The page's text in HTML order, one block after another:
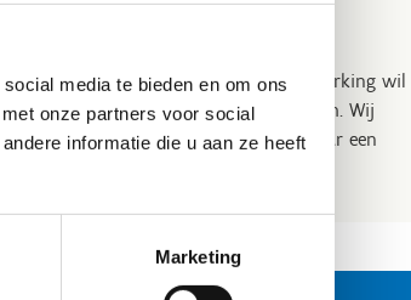
media te bieden en om ons
onze partners voor social
informatie die u aan ze heeft
Marketing
sportclub of sportclub die met een G-werking wil
dan zeker contact met ons G-sportteam. Wij
begeleiding en gaan mee op zoek naar een
in ons centrum.